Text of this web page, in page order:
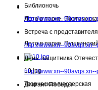
Лето в парке.
Лето в парке.
10.jpg
Творческая мастерская
Библионочь
http://www.xn--
Встреча с
http://www.xn--
День защитника
http://www.xn--
Диктант Победы